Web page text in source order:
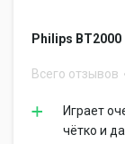
Philips BT2000
Всего отзывов
Играет
чётко и